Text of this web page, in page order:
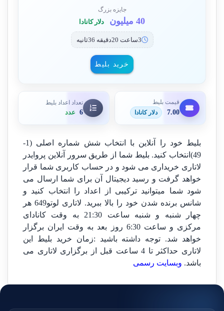
جایزه بزرگ
40 میلیون دلار کانادا
3ساعت 20دقیقه 36ثانیه
خرید بلیط
قیمت بلیط
7.00 دلار کانادا
تعداد اعداد بلیط
6 عدد
بلیط خود را آنلاین با انتخاب شش شماره اصلی (1-
49)انتخاب کنید. بلیط شما از طریق سرور آنلاین پروایدر
لاتاری خریداری می شود و در حساب کاربری شما قرار
خواهد گرفت و رسید دیجیتال آن برای شما ارسال می
شود شما میتوانید ترکیبی از اعداد را انتخاب کنید و
شانس برنده شدن خود را بالا ببرید. لاتاری لوتو649 هر
چهار شنبه و شنبه ساعت 21:30 به وقت کانادای
مرکزی و ساعت 6:30 روز بعد به وقت ایران برگزار
خواهد شد. توجه داشته باشید :زمان خرید بلیط این
لاتاری حداکثر تا 4 ساعت قبل از برگزاری لاتاری می
باشد. وبسایت رسمی